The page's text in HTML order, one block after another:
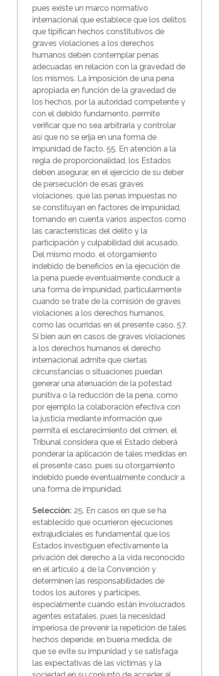
pues existe un marco normativo
internacional que establece que los delitos
que tipifican hechos constitutivos de
graves violaciones a los derechos
humanos deben contemplar penas
adecuadas en relación con la gravedad de
los mismos. La imposición de una pena
apropiada en función de la gravedad de
los hechos, por la autoridad competente y
con el debido fundamento, permite
verificar que no sea arbitraria y controlar
así que no se erija en una forma de
impunidad de facto. 55. En atención a la
regla de proporcionalidad, los Estados
deben asegurar, en el ejercicio de su deber
de persecución de esas graves
violaciones, que las penas impuestas no
se constituyan en factores de impunidad,
tomando en cuenta varios aspectos como
las características del delito y la
participación y culpabilidad del acusado.
Del mismo modo, el otorgamiento
indebido de beneficios en la ejecución de
la pena puede eventualmente conducir a
una forma de impunidad, particularmente
cuando se trate de la comisión de graves
violaciones a los derechos humanos,
como las ocurridas en el presente caso. 57.
Si bien aún en casos de graves violaciones
a los derechos humanos el derecho
internacional admite que ciertas
circunstancias o situaciones puedan
generar una atenuación de la potestad
punitiva o la reducción de la pena, como
por ejemplo la colaboración efectiva con
la justicia mediante información que
permita el esclarecimiento del crimen, el
Tribunal considera que el Estado deberá
ponderar la aplicación de tales medidas en
el presente caso, pues su otorgamiento
indebido puede eventualmente conducir a
una forma de impunidad.
Selección: 25. En casos en que se ha
establecido que ocurrieron ejecuciones
extrajudiciales es fundamental que los
Estados investiguen efectivamente la
privación del derecho a la vida reconocido
en el artículo 4 de la Convención y
determinen las responsabilidades de
todos los autores y partícipes,
especialmente cuando están involucrados
agentes estatales, pues la necesidad
imperiosa de prevenir la repetición de tales
hechos depende, en buena medida, de
que se evite su impunidad y se satisfaga
las expectativas de las víctimas y la